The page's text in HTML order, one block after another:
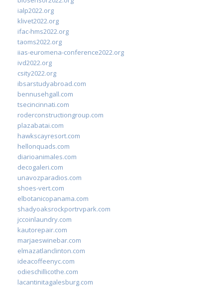
ialp2022.org
klivet2022.org
ifac-hms2022.org
taoms2022.org
iias-euromena-conference2022.org
ivd2022.org
csity2022.org
ibsarstudyabroad.com
bennusehgall.com
tsecincinnati.com
roderconstructiongroup.com
plazabatai.com
hawkscayresort.com
hellonquads.com
diarioanimales.com
decogaleri.com
unavozparadios.com
shoes-vert.com
elbotanicopanama.com
shadyoaksrockportrvpark.com
jccoinlaundry.com
kautorepair.com
marjaeswinebar.com
elmazatlanclinton.com
ideacoffeenyc.com
odieschillicothe.com
lacantinitagalesburg.com